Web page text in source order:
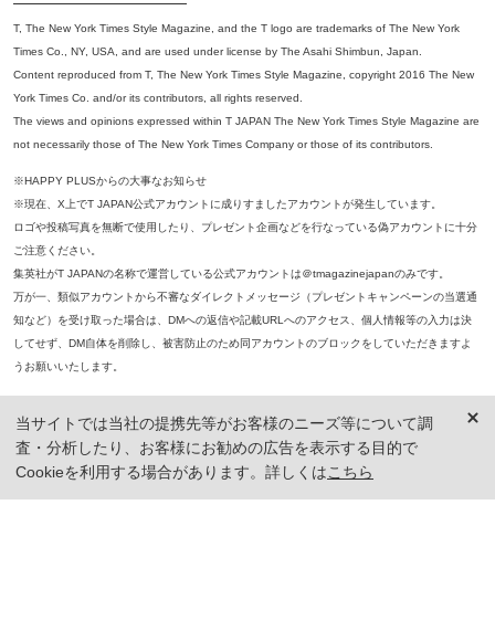
T, The New York Times Style Magazine, and the T logo are trademarks of The New York
Times Co., NY, USA, and are used under license by The Asahi Shimbun, Japan.
Content reproduced from T, The New York Times Style Magazine, copyright 2016 The New
York Times Co. and/or its contributors, all rights reserved.
The views and opinions expressed within T JAPAN The New York Times Style Magazine are
not necessarily those of The New York Times Company or those of its contributors.
※HAPPY PLUSからの大事なお知らせ
※現在、X上でT JAPAN公式アカウントに成りすましたアカウントが発生しています。
ロゴや投稿写真を無断で使用したり、プレゼント企画などを行なっている偽アカウントに十分
ご注意ください。
集英社がT JAPANの名称で運営している公式アカウントは＠tmagazinejapanのみです。
万が一、類似アカウントから不審なダイレクトメッセージ（プレゼントキャンペーンの当選通
知など）を受け取った場合は、DMへの返信や記載URLへのアクセス、個人情報等の入力は決
してせず、DM自体を削除し、被害防止のため同アカウントのブロックをしていただきますよ
うお願いいたします。
※ 掲載商品の価格は、特に記載がないかぎり、「税込価格」で表示しています。ただし、2021年3月18日以前に公開し
た記事については「本体価格（税抜）」での表示となり、 掲載価格には消費税が含まれておりませんのでご注意くだ
当サイトでは当社の提携先等がお客様のニーズ等について調
査・分析したり、お客様にお勧めの広告を表示する目的で
Cookieを利用する場合があります。詳しくはこちら